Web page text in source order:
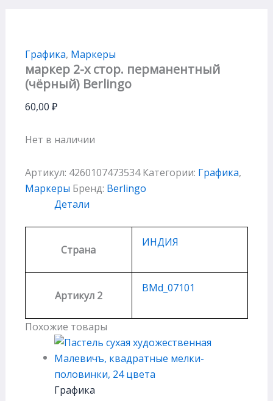
Графика, Маркеры
маркер 2-х стор. перманентный
(чёрный) Berlingo
60,00 ₽
Нет в наличии
Артикул: 4260107473534 Категории: Графика,
Маркеры Бренд: Berlingo
Детали
Страна
ИНДИЯ
Артикул 2
BMd_07101
Похожие товары
Графика